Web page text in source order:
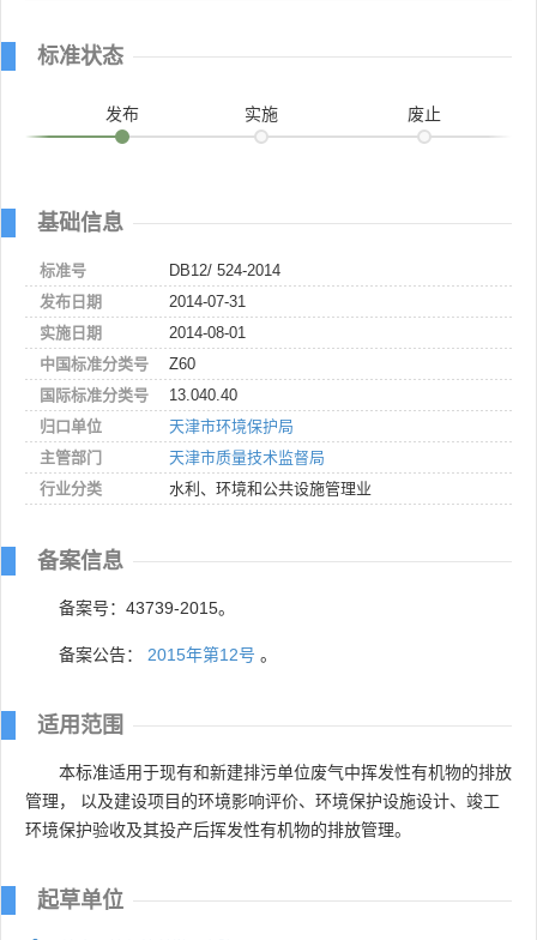
标准状态
发布 实施 废止
基础信息
标准号
DB12/ 524-2014
发布日期
2014-07-31
实施日期
2014-08-01
中国标准分类号
Z60
国际标准分类号
13.040.40
归口单位
天津市环境保护局
主管部门
天津市质量技术监督局
行业分类
水利、环境和公共设施管理业
备案信息
备案号：43739-2015。
备案公告： 2015年第12号 。
适用范围
本标准适用于现有和新建排污单位废气中挥发性有机物的排放
管理， 以及建设项目的环境影响评价、环境保护设施设计、竣工
环境保护验收及其投产后挥发性有机物的排放管理。
起草单位